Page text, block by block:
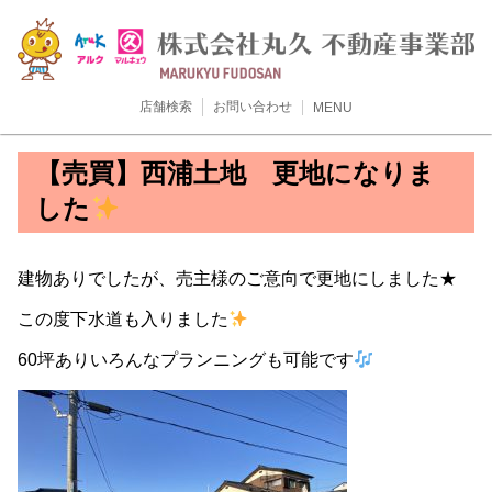
店舗検索 お問い合わせ MENU
【売買】西浦土地 更地になりま
した
建物ありでしたが、売主様のご意向で更地にしました★
この度下水道も入りました
60坪ありいろんなプランニングも可能です